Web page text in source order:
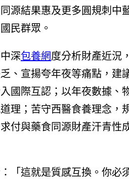
源結果惠及更多圓規刺中
民群眾。
深包養網度分析財產近況，
、宣揚夸年夜等痛點，建
國際互認；以年夜數據、
理；苦守西醫食養理念，
付與藥食同源財產汗青性
「這就是質感互換。你必